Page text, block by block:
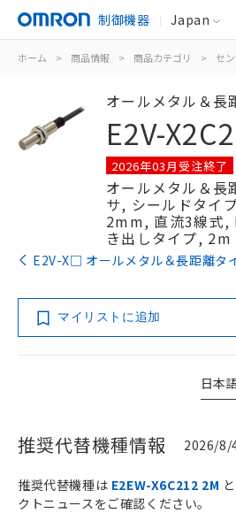
制御機器 Japan
ホーム > 商品情報 > 商品カテゴリ > セ
オールメタル＆長
E2V-
2026年03月受注終了
オールメタル＆長
サ, シールドタイ
2mm, 直流3線式,
き出しタイプ, 2m
E2V-X□ オールメタル＆長距離タ
マイリストに追加
日本
推奨代替機種情報 2026/8/
推奨代替機種は E2EW-X6C212 2M
クトニュースをご確認ください。